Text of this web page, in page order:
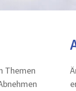
Themen